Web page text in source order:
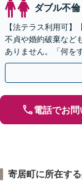
ダブル不倫
【法テラス利用可】
不貞や婚約破棄など
ありません。「何を
い。相談・書類作成
電話でお
寄居町に所在す